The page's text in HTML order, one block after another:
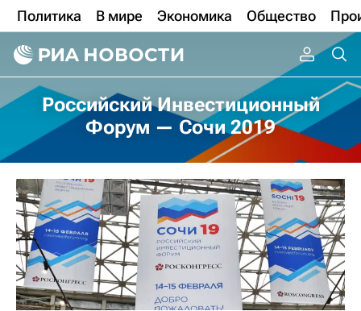
Политика В мире Экономика Общество
Российский Инвестиционный
Форум — Сочи 2019